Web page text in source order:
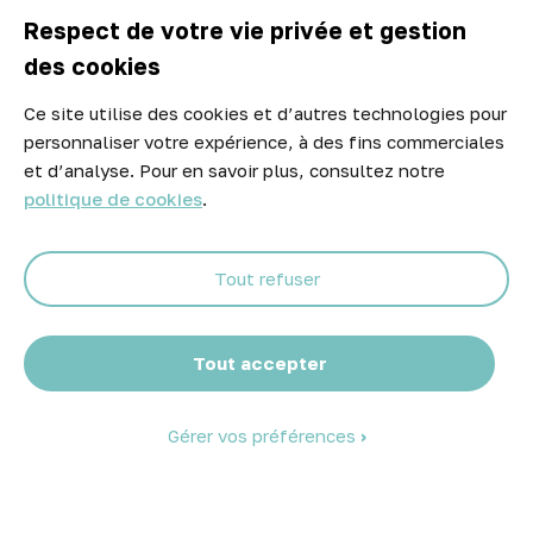
Respect de votre vie privée et gestion
des cookies
Ce site utilise des cookies et d’autres technologies pour
personnaliser votre expérience, à des fins commerciales
et d’analyse. Pour en savoir plus, consultez notre
politique de cookies.
Tout accepter
Tout refuser
Gérer vos préférences
A propos d'Atelier Piscine
Newsletter
Ne manquez aucune opportunité ! Restez informé de nos meilleurs
prix et nouveaux arrivages.
Abonnez-vous
© 2026 Atelier Piscine - Tous droits réservés